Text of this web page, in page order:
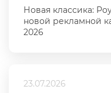
Новая классика:
новой рекламной
2026
23.07.2026